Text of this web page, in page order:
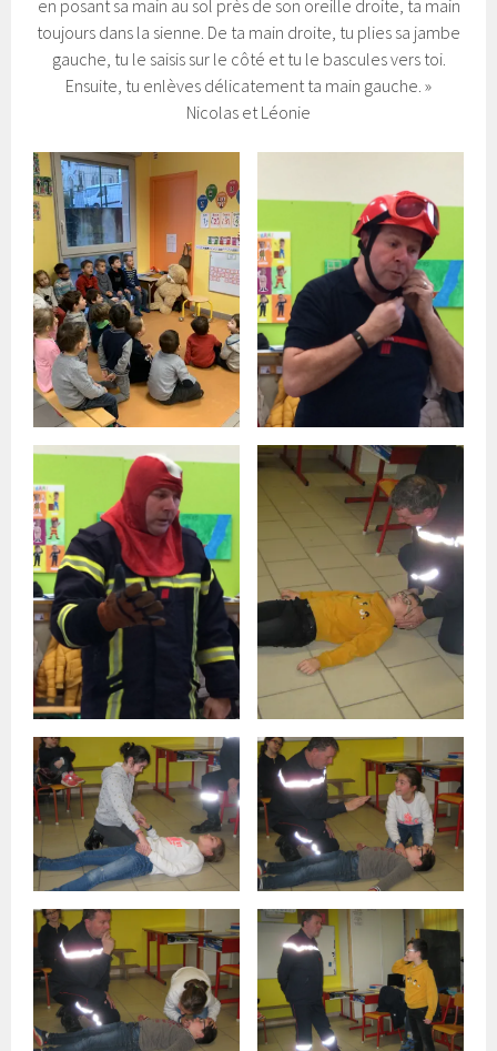
en posant sa main au sol près de son oreille droite, ta main
toujours dans la sienne. De ta main droite, tu plies sa jambe
gauche, tu le saisis sur le côté et tu le bascules vers toi.
Ensuite, tu enlèves délicatement ta main gauche. »
Nicolas et Léonie